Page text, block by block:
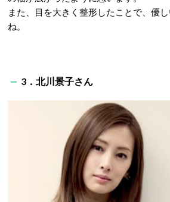
また、目を大きく整形したことで、優
ね。
3．北川景子さん